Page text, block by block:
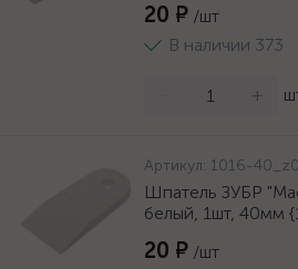
20 ₽ /шт
В наличии 373
+
Артикул: 1016-
Шпатель ЗУБР
белый, 1шт, 40мм
20 ₽ /шт